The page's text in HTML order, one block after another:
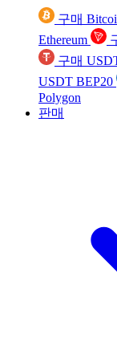
구매
Ethereum
구매
USDT BEP20
Polygon
판매